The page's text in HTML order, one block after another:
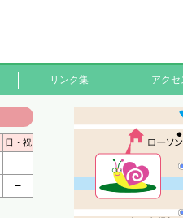
リンク集 アクセ
日・祝
−
−